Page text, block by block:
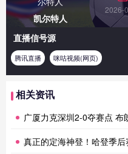
凯尔特人
2026-
直播信号源
腾讯直播 咪咕视频(网页)
相关资讯
广厦力克深圳2-0夺赛点
真正的定海神登！哈登季后赛总正